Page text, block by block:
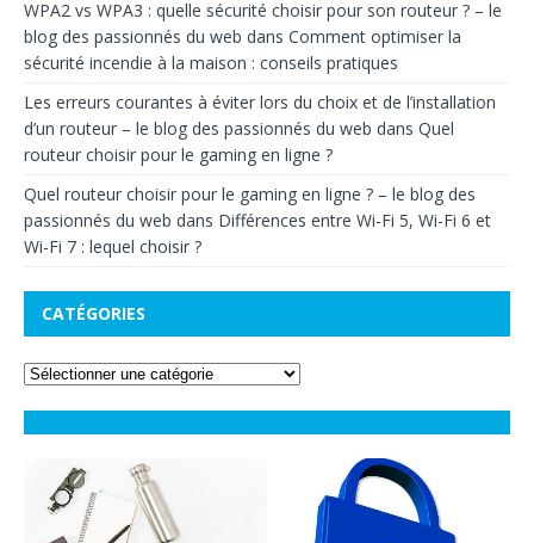
WPA2 vs WPA3 : quelle sécurité choisir pour son routeur ? – le
blog des passionnés du web dans Comment optimiser la
sécurité incendie à la maison : conseils pratiques
Les erreurs courantes à éviter lors du choix et de l’installation
d’un routeur – le blog des passionnés du web dans Quel
routeur choisir pour le gaming en ligne ?
Quel routeur choisir pour le gaming en ligne ? – le blog des
passionnés du web dans Différences entre Wi-Fi 5, Wi-Fi 6 et
Wi-Fi 7 : lequel choisir ?
CATÉGORIES